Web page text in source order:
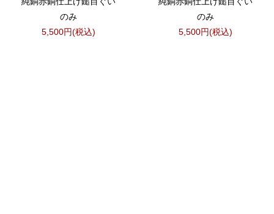
のみ
5,500円(税込)
のみ
5,500円(税込)